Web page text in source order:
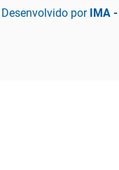
Desenvolvido por IMA